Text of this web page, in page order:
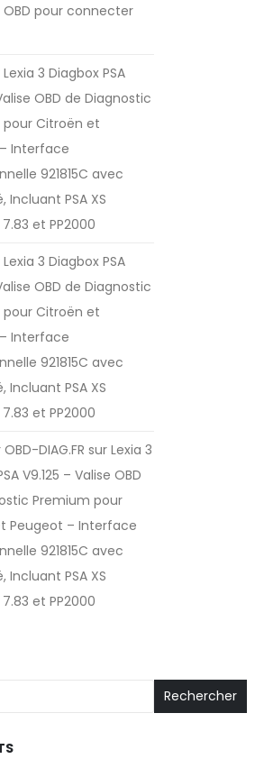
OBD pour connecter
Lexia 3 Diagbox PSA
OBD de Diagnostic
Citroën et
Interface
921815C avec
Incluant PSA XS
et PP2000
Lexia 3 Diagbox PSA
OBD de Diagnostic
Citroën et
Interface
921815C avec
Incluant PSA XS
et PP2000
DIAG.FR sur Lexia 3
V9.125 – Valise OBD
Premium pour
Peugeot – Interface
921815C avec
Incluant PSA XS
et PP2000
Rechercher